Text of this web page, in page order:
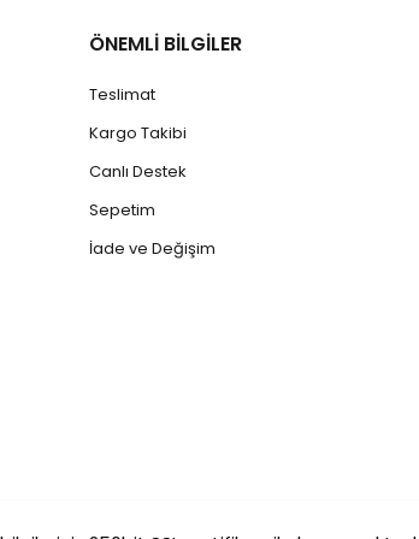
ÖNEMLİ BİLGİLER
Teslimat
Kargo Takibi
Canlı Destek
Sepetim
İade ve Değişim